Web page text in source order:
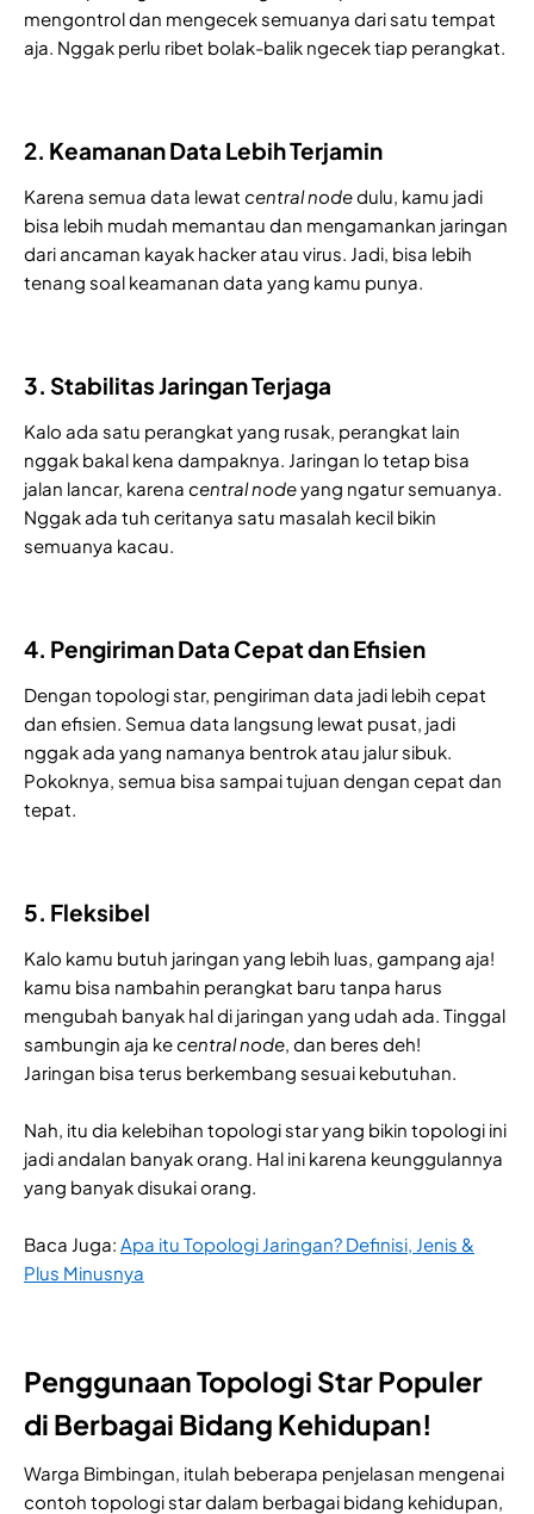
mengontrol dan mengecek semuanya dari satu tempat
aja. Nggak perlu ribet bolak-balik ngecek tiap perangkat.
2. Keamanan Data Lebih Terjamin
Karena semua data lewat central nodedulu, kamu jadi
bisa lebih mudah memantau dan mengamankan jaringan
dari ancaman kayak hacker atau virus. Jadi, bisa lebih
tenang soal keamanan data yang kamu punya.
3. Stabilitas Jaringan Terjaga
Kalo ada satu perangkat yang rusak, perangkat lain
nggak bakal kena dampaknya. Jaringan lo tetap bisa
jalan lancar, karena central nodeyang ngatur semuanya.
Nggak ada tuh ceritanya satu masalah kecil bikin
semuanya kacau.
4. Pengiriman Data Cepat dan Efisien
Dengan topologi star, pengiriman data jadi lebih cepat
dan efisien. Semua data langsung lewat pusat, jadi
nggak ada yang namanya bentrok atau jalur sibuk.
Pokoknya, semua bisa sampai tujuan dengan cepat dan
tepat.
5. Fleksibel
Kalo kamu butuh jaringan yang lebih luas, gampang aja!
kamu bisa nambahin perangkat baru tanpa harus
mengubah banyak hal di jaringan yang udah ada. Tinggal
sambungin aja kecentral node , dan beres deh!
Jaringan bisa terus berkembang sesuai kebutuhan.
Nah, itu dia kelebihan topologi star yang bikin topologi ini
jadi andalan banyak orang. Hal ini karena keunggulannya
yang banyak disukai orang.
Baca Juga: Apa itu Topologi Jaringan? Definisi, Jenis &
Plus Minusnya
Penggunaan Topologi Star Populer
di Berbagai Bidang Kehidupan!
Warga Bimbingan, itulah beberapa penjelasan mengenai
contoh topologi star dalam berbagai bidang kehidupan,